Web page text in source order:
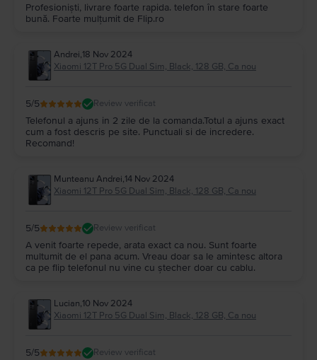
Profesioniști, livrare foarte rapida. telefon în stare foarte
bună. Foarte mulțumit de Flip.ro
Andrei,18 Nov 2024
Xiaomi 12T Pro 5G Dual Sim, Black, 128 GB, Ca nou
5/5 Review verificat
Telefonul a ajuns in 2 zile de la comanda.Totul a ajuns exact
cum a fost descris pe site. Punctuali si de incredere.
Recomand!
Munteanu Andrei,14 Nov 2024
Xiaomi 12T Pro 5G Dual Sim, Black, 128 GB, Ca nou
5/5 Review verificat
A venit foarte repede, arata exact ca nou. Sunt foarte
multumit de el pana acum. Vreau doar sa le amintesc altora
ca pe flip telefonul nu vine cu ștecher doar cu cablu.
Lucian,10 Nov 2024
Xiaomi 12T Pro 5G Dual Sim, Black, 128 GB, Ca nou
5/5 Review verificat